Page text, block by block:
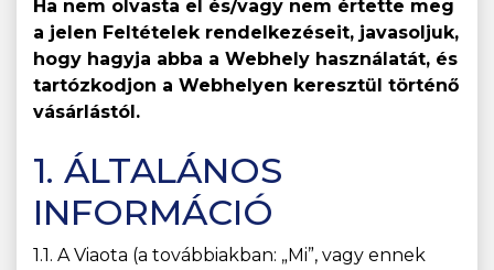
Ha nem olvasta el és/vagy nem értette meg
a jelen Feltételek rendelkezéseit, javasoljuk,
hogy hagyja abba a Webhely használatát, és
tartózkodjon a Webhelyen keresztül történő
vásárlástól.
1. ÁLTALÁNOS
INFORMÁCIÓ
1.1. A Viaota (a továbbiakban: „Mi”, vagy ennek